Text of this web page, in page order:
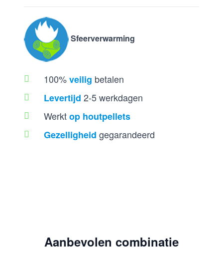
Sfeerverwarming
100%veilig betalen
Levertijd 2-5 werkdagen
Werktop houtpellets
Gezelligheid gegarandeerd
Aanbevolen combinatie